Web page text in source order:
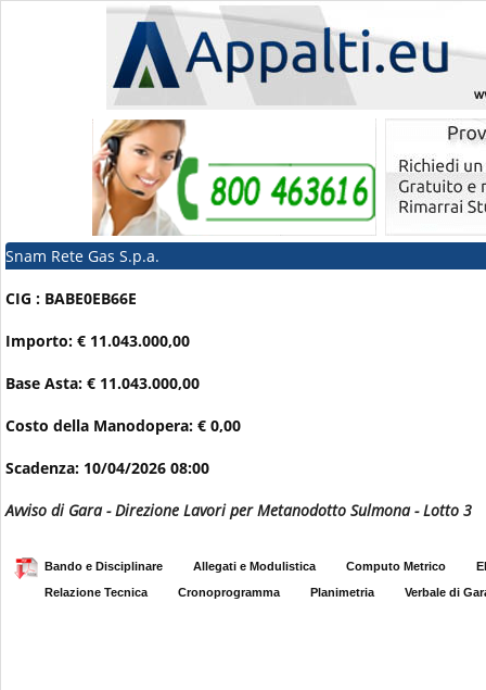
Snam Rete Gas S.p.a.
CIG : BABE0EB66E
Importo: € 11.043.000,00
Base Asta: € 11.043.000,00
Costo della Manodopera: € 0,00
Scadenza: 10/04/2026 08:00
Avviso di Gara - Direzione Lavori per Metanodotto Sulmona - Lotto 3
Bando e Disciplinare Allegati e Modulistica Computo Metrico
Relazione Tecnica
Cronoprogramma Planimetria Verbale di